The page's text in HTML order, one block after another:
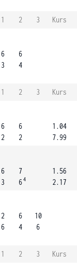
1 2 3
Kurs
6
3
6
4
1 2 3
Kurs
6
2
6
2
1.04
7.99
6
3
7
64
1.56
2.17
2
6
6
4
10
6
1 2 3
Kurs